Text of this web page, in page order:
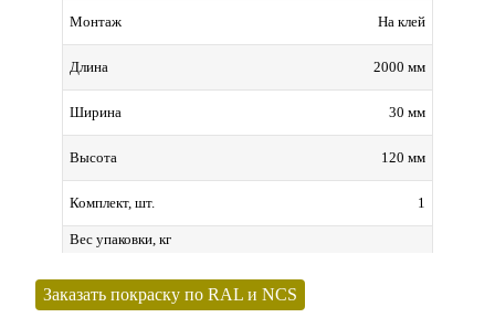
Монтаж На клей
Длина 2000 мм
Ширина 30 мм
Высота 120 мм
Комплект, шт. 1
Вес упаковки, кг
Заказать покраску по RAL и NCS